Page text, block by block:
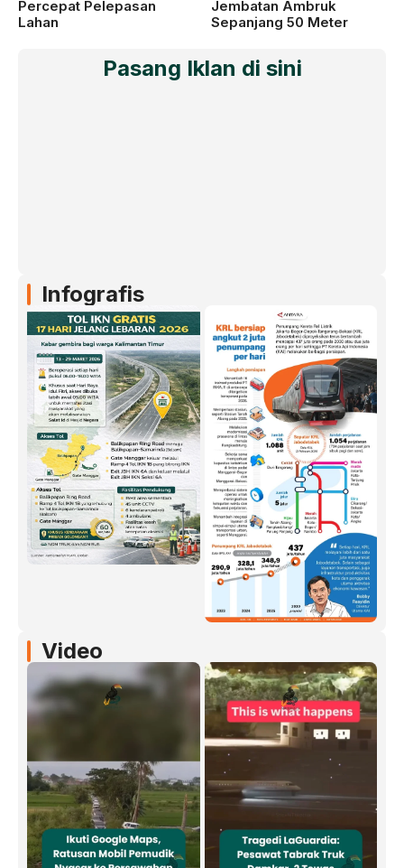
Percepat Pelepasan
Lahan
Jembatan Ambruk
Sepanjang 50 Meter
Pasang Iklan di sini
Infografis
Video